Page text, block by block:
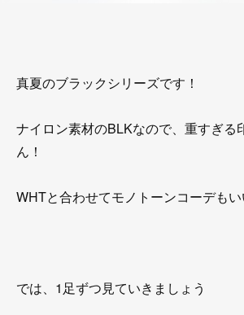
真夏のブラックシリーズです！
ナイロン素材のBLKなので、重すぎる
ん！
WHTと合わせてモノトーンコーデも
では、1足ずつ見ていきましょう